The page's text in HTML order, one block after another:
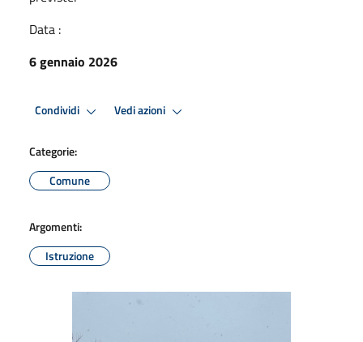
Data :
6 gennaio 2026
Condividi Vedi azioni
Categorie:
Comune
Argomenti:
Istruzione